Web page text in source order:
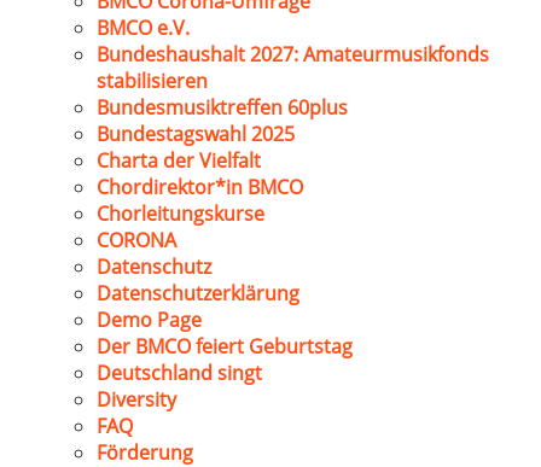
BMCO e.V.
Bundeshaushalt 2027: Amateurmusikfonds
stabilisieren
Bundesmusiktreffen 60plus
Bundestagswahl 2025
Charta der Vielfalt
Chordirektor*in BMCO
Chorleitungskurse
CORONA
Datenschutz
Datenschutzerklärung
Demo Page
Der BMCO feiert Geburtstag
Deutschland singt
Diversity
FAQ
Förderung